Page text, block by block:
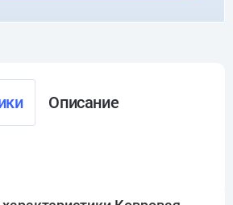
Описание